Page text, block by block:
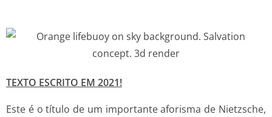
TEXTO ESCRITO EM 2021!
Este é o título de um importante aforisma de Nietzsche,